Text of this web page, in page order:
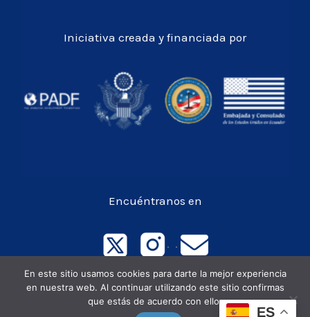
Iniciativa creada y financiada por
Encuéntranos en
. .
Todos los derechos © 2026 OECO
ES
En este sitio usamos cookies para darte la mejor experiencia
en nuestra web. Al continuar utilizando este sitio confirmas
que estás de acuerdo con ello.